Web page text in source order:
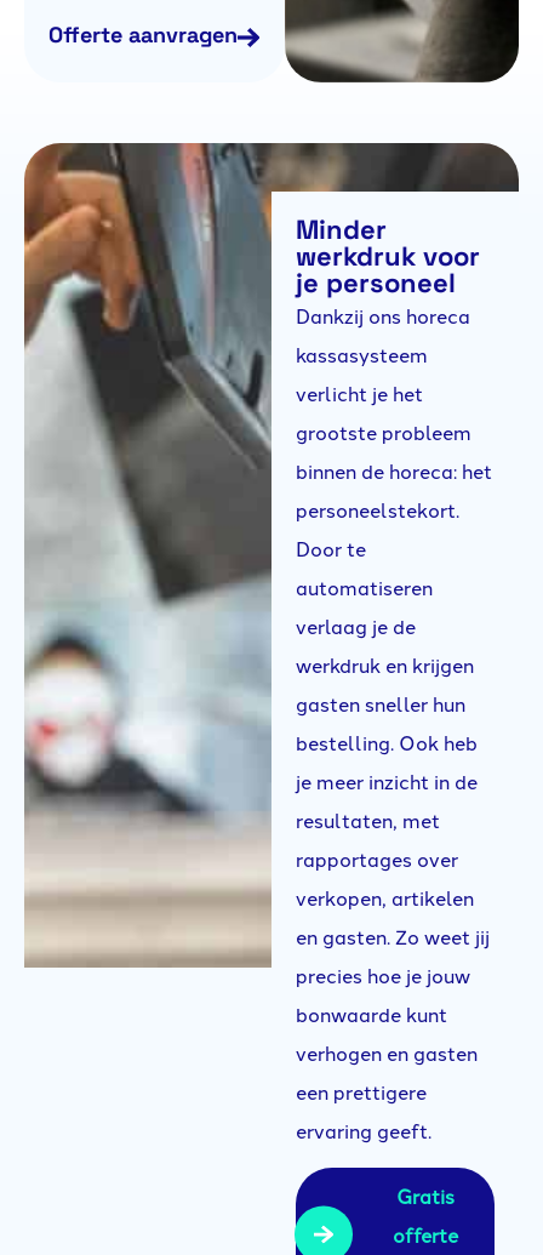
Offerte aanvragen
Minder
werkdruk voor
je personeel
Dankzij ons horeca
kassasysteem
verlicht je het
grootste probleem
binnen de horeca: het
personeelstekort.
Door te
automatiseren
verlaag je de
werkdruk en krijgen
gasten sneller hun
bestelling. Ook heb
je meer inzicht in de
resultaten, met
rapportages over
verkopen, artikelen
en gasten. Zo weet jij
precies hoe je jouw
bonwaarde kunt
verhogen en gasten
een prettigere
ervaring geeft.
Gratis
offerte